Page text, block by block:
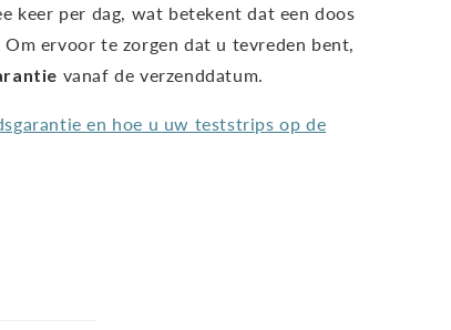
keer per dag, wat betekent dat een doos
ervoor te zorgen dat u tevreden bent,
vanaf de verzenddatum.
en hoe u uw teststrips op de